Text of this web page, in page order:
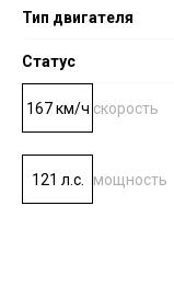
Тип двигателя
Статус
167 км/ч скорость
121 л.с. мощность